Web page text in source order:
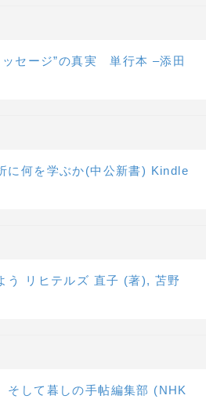
ッセージ”の真実 単行本 –添田
何を学ぶか(中公新書) Kindle
う リヒテルズ 直子 (著), 苫野
そして暮しの手帖編集部 (NHK